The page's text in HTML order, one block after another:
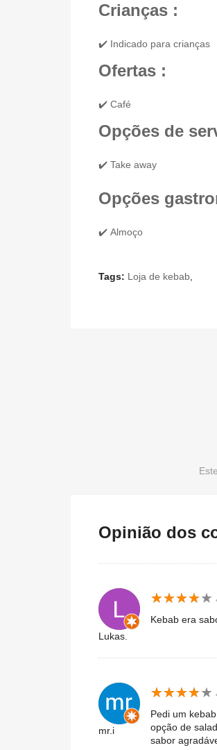
Crianças :
✔️ Indicado para crianças
Ofertas :
✔️ Café
Opções de
✔️ Take away
Opções
✔️ Almoço
Tags: Loja de kebab
Opinião dos
Lukas.
★★★★★
★★★★★
Kebab era
mr.i
★★★★★
★★★★★
Pedi um
opção de
sabor